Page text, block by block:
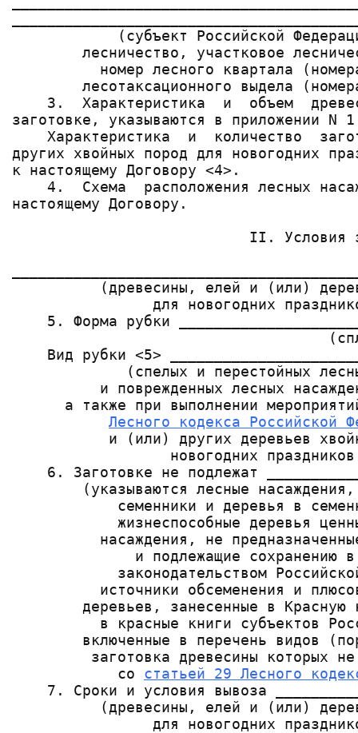
(субъект Российской
лесничество, участковое
номер лесного квартала
лесотаксационного выдела
3.  Характеристика  и  объем
заготовке, указываются в приложении N
Характеристика  и  количество
других хвойных пород для новогодних
к настоящему Договору <4>.
4.  Схема  расположения лесных
настоящему Договору.
II. Условия
(древесины, елей и (или)
для новогодних
5. Форма рубки
Вид рубки <5>
(спелых и перестойных
и поврежденных лесных
а также при выполнении
Лесного кодекса Российской
и (или) других деревьев
новогодних
6. Заготовке не подлежат
(указываются лесные
семенники и деревья в
жизнеспособные деревья
насаждения, не
и подлежащие сохранению
законодательством
источники обсеменения и
деревьев, занесенные в Красную
в красные книги субъектов
включенные в перечень видов
заготовка древесины которых
            со
статьей 29 Лесного
7. Сроки и условия вывоза
(древесины, елей и (или)
для новогодних